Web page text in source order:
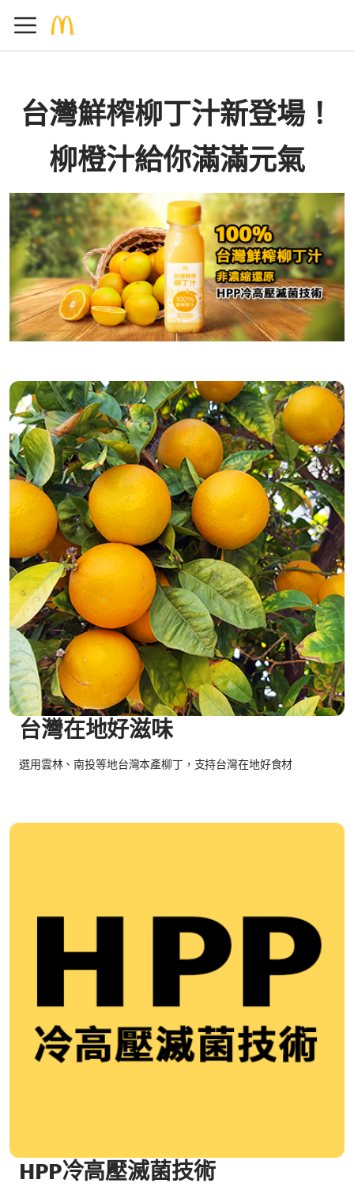
台灣鮮榨柳丁汁新登場！
柳橙汁給你滿滿元氣
台灣在地好滋味
選用雲林、南投等地台灣本產柳丁，支持台灣在地好食材
HPP冷高壓滅菌技術